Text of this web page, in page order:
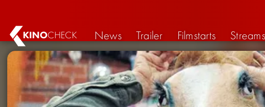
KINOCHECK News Trailer Filmstarts Streams